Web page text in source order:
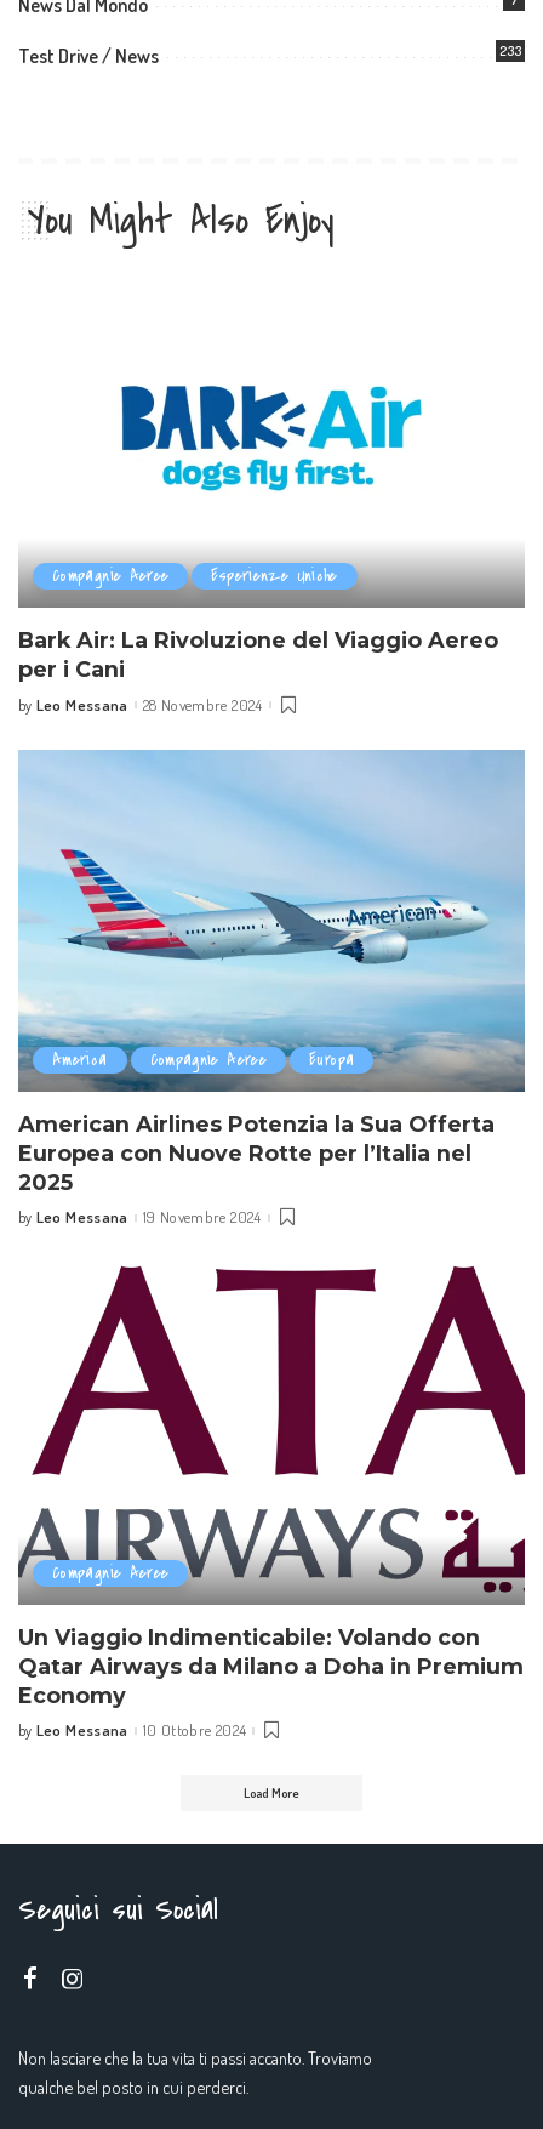
Test Drive / News 233
You Might Also Enjoy
Compagnie Aeree Esperienze Uniche
Bark Air: La Rivoluzione del Viaggio Aereo
per i Cani
Posted
by Leo Messana 28 Novembre 2024
America Compagnie Aeree Europa
American Airlines Potenzia la Sua Offerta
Europea con Nuove Rotte per l’Italia nel
2025
Posted
by Leo Messana 19 Novembre 2024
Compagnie Aeree
Un Viaggio Indimenticabile: Volando con
Qatar Airways da Milano a Doha in Premium
Economy
Posted
by Leo Messana 10 Ottobre 2024
Load More
Seguici sui Social
Non lasciare che la tua vita ti passi accanto. Troviamo
qualche bel posto in cui perderci.